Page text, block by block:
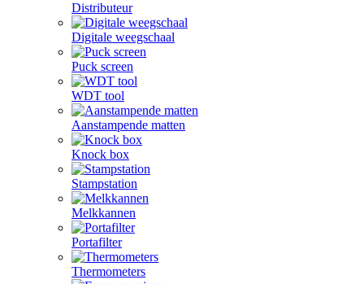
Distributeur
Digitale weegschaal
Puck screen
WDT tool
Aanstampende matten
Knock box
Stampstation
Melkkannen
Portafilter
Thermometers